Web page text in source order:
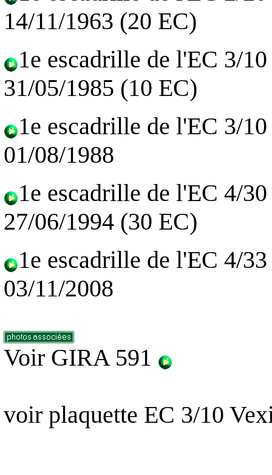
14/11/1963 (20 EC)
1e escadrille de l'EC 3/
31/05/1985 (10 EC)
1e escadrille de l'EC 3/
01/08/1988
1e escadrille de l'EC 4/
27/06/1994 (30 EC)
1e escadrille de l'EC 4/
03/11/2008
Voir GIRA 591
voir plaquette EC 3/10